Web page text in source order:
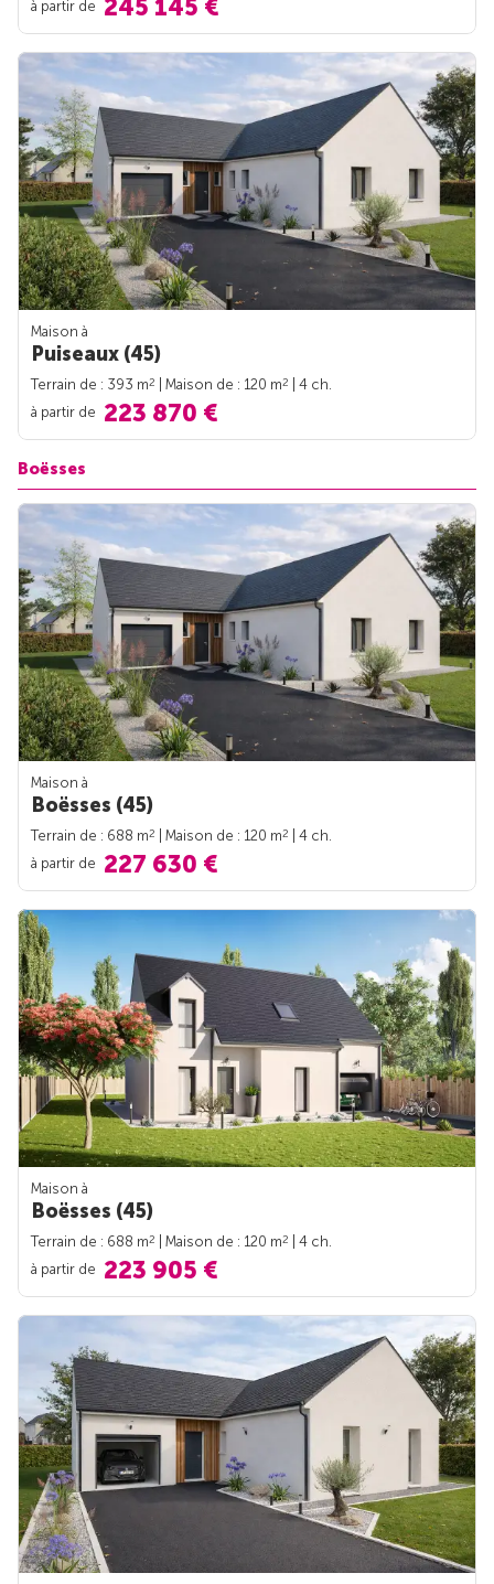
à partir de 245 145 €
Maison à
Puiseaux (45)
Terrain de : 393 m2 | Maison de : 120 m2
| 4 ch.
à partir de 223 870 €
Boësses
Maison à
Boësses (45)
Terrain de : 688 m2 | Maison de : 120 m2
| 4 ch.
à partir de 227 630 €
Maison à
Boësses (45)
Terrain de : 688 m2 | Maison de : 120 m2
| 4 ch.
à partir de 223 905 €